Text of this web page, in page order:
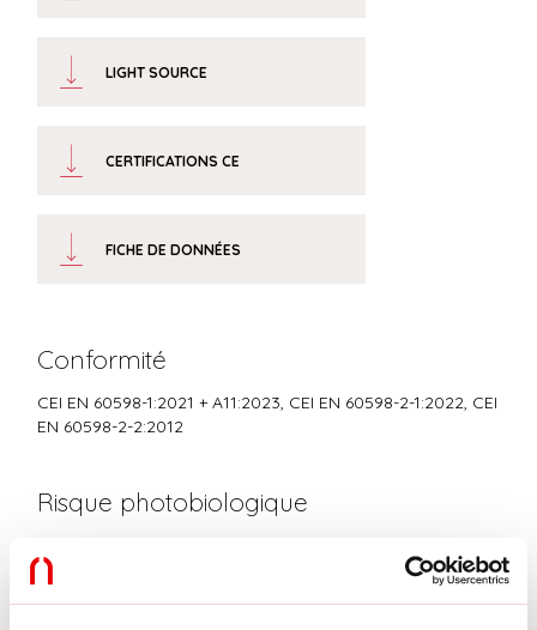
LIGHT SOURCE
CERTIFICATIONS CE
FICHE DE DONNÉES
Conformité
CEI EN 60598-1:2021 + A11:2023, CEI EN 60598-2-1:2022, CEI
EN 60598-2-2:2012
Risque photobiologique
GROUPE DE RISQUE 0